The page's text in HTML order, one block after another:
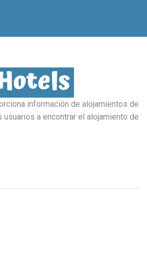
información de alojamientos de
usuarios a encontrar el alojamiento de